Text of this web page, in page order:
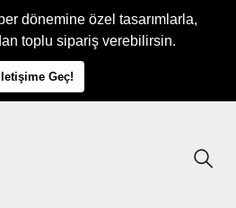
dönemine özel tasarımlarla,
toplu sipariş verebilirsin.
İletişime Geç!